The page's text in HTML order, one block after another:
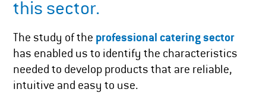
this sector.
The study of the professional catering sector
has enabled us to identify the characteristics
needed to develop products that are reliable,
intuitive and easy to use.